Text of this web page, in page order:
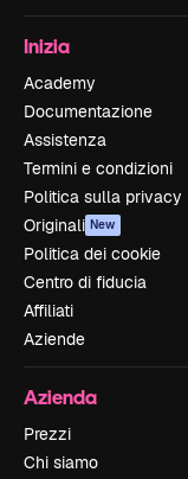
Inizia
Academy
Documentazione
Assistenza
Termini e condizioni
Politica sulla privacy
Originali New
Politica dei cookie
Centro di fiducia
Affiliati
Aziende
Azienda
Prezzi
Chi siamo